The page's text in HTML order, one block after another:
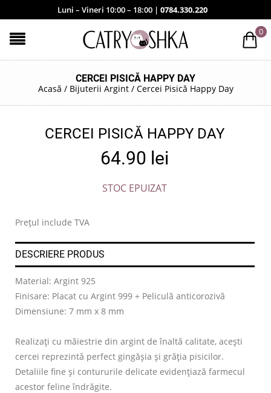
Luni – Vineri 10:00 – 18:00 | 0784.330.220
0
CERCEI PISICĂ HAPPY DAY
Acasă / Bijuterii Argint/ Cercei Pisică Happy Day
CERCEI PISICĂ HAPPY DAY
64.90 lei
STOC EPUIZAT
Prețul include TVA
DESCRIERE PRODUS
Material: Argint 925
Finisare: Placat cu Argint 999 + Peliculă anticorozivă
Dimensiune: 7 mm x 8 mm
Realizați cu măiestrie din argint de înaltă calitate, acești
cercei reprezintă perfect gingășia și grăția pisicilor.
Detaliile fine și contururile delicate evidențiază farmecul
acestor feline îndrăgite.